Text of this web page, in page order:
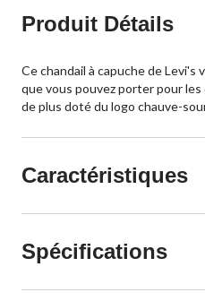
Produit Détails
Ce chandail à capuche de
que vous pouvez porter pour
de plus doté du logo chauve-
Caractéristiques
Spécifications